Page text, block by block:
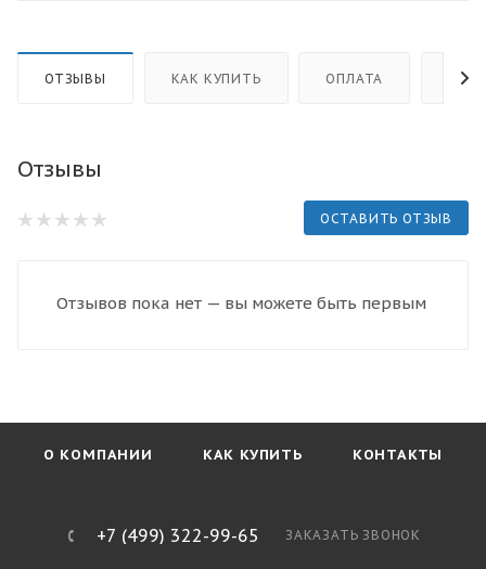
ОТЗЫВЫ КАК КУПИТЬ ОПЛАТА
Отзывы
ОСТАВИТЬ ОТЗЫВ
Отзывов пока нет — вы можете быть первым
О КОМПАНИИ КАК КУПИТЬ КОНТАКТЫ
+7 (499) 322-99-65 ЗАКАЗАТЬ ЗВОНОК